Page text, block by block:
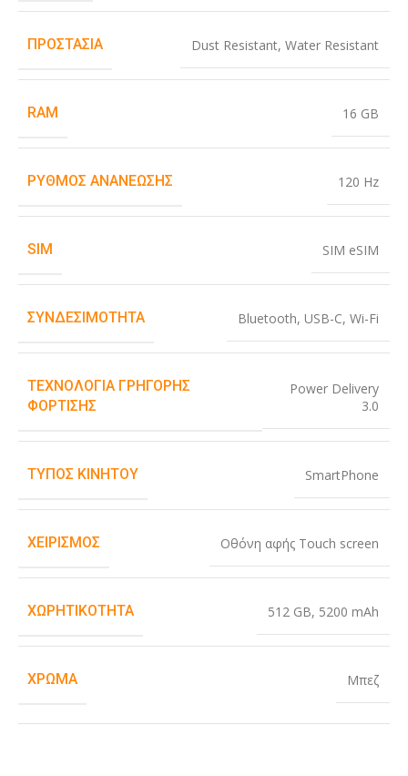
ΠΡΟΣΤΑΣΊΑ Dust Resistant, Water Resistant
RAM 16 GB
ΡΥΘΜΌΣ ΑΝΑΝΈΩΣΗΣ 120 Hz
SIM SIM eSIM
ΣΥΝΔΕΣΙΜΌΤΗΤΑ Bluetooth, USB-C, Wi-Fi
ΤΕΧΝΟΛΟΓΊΑ ΓΡΉΓΟΡΗΣ
ΦΌΡΤΙΣΗΣ
Power Delivery
3.0
ΤΎΠΟΣ ΚΙΝΗΤΟΎ SmartPhone
ΧΕΙΡΙΣΜΌΣ Οθόνη αφής Touch screen
ΧΩΡΗΤΙΚΌΤΗΤΑ 512 GB, 5200 mAh
ΧΡΏΜΑ Μπεζ